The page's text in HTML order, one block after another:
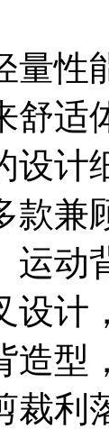
量性
舒适
设计
款兼
运动
设计
造型
裁利